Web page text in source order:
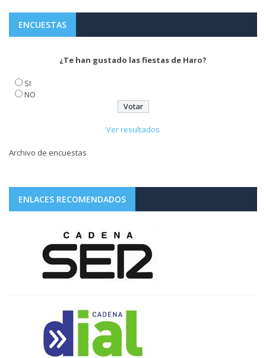
ENCUESTAS
¿Te han gustado las fiestas de Haro?
SI
NO
Ver resultados
Archivo de encuestas
ENLACES RECOMENDADOS